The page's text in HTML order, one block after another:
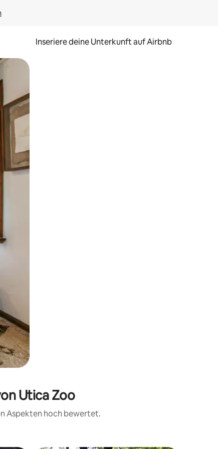
Inseriere deine Unterkunft auf Airbnb
oder Wischgesten.
Utica Zoo
Aspekten hoch bewertet.